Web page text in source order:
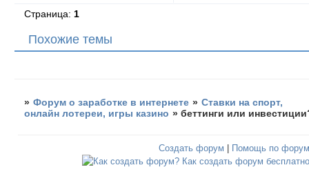
Страница: 1
Похожие темы
» Форум о заработке в интернете » Ставки на спорт,
онлайн лотереи, игры казино »беттинги или
Создать форум Помощь по